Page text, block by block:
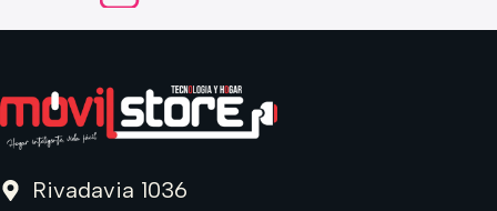
Rivadavia 1036